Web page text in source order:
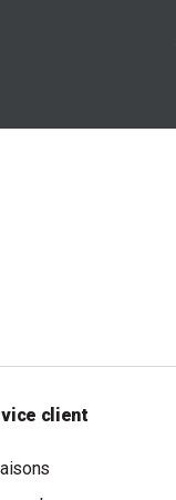
client